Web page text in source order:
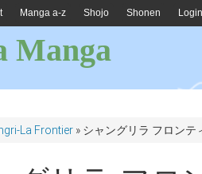
Manga a-z Shojo Shonen Login
Manga
La Frontier » シャングリラ フロンテ